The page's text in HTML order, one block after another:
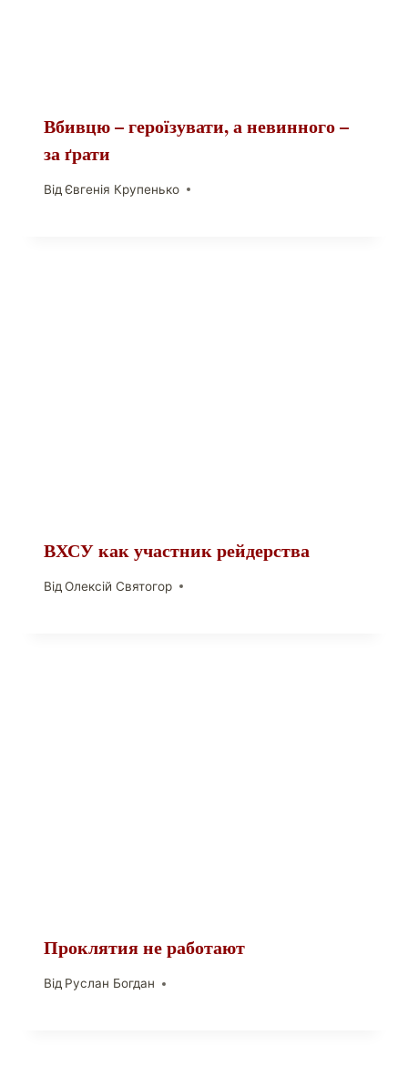
Вбивцю – героїзувати, а невинного –
за ґрати
Від Євгенія Крупенько
ВХСУ как участник рейдерства
Від Олексій Святогор
Проклятия не работают
Від Руслан Богдан